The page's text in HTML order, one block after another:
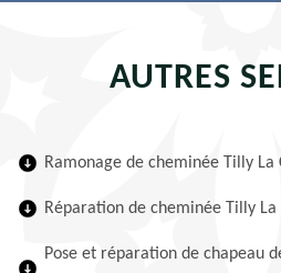
AUTRES
Ramonage de cheminée Tilly La
Réparation de cheminée Tilly La
Pose et réparation de chapeau